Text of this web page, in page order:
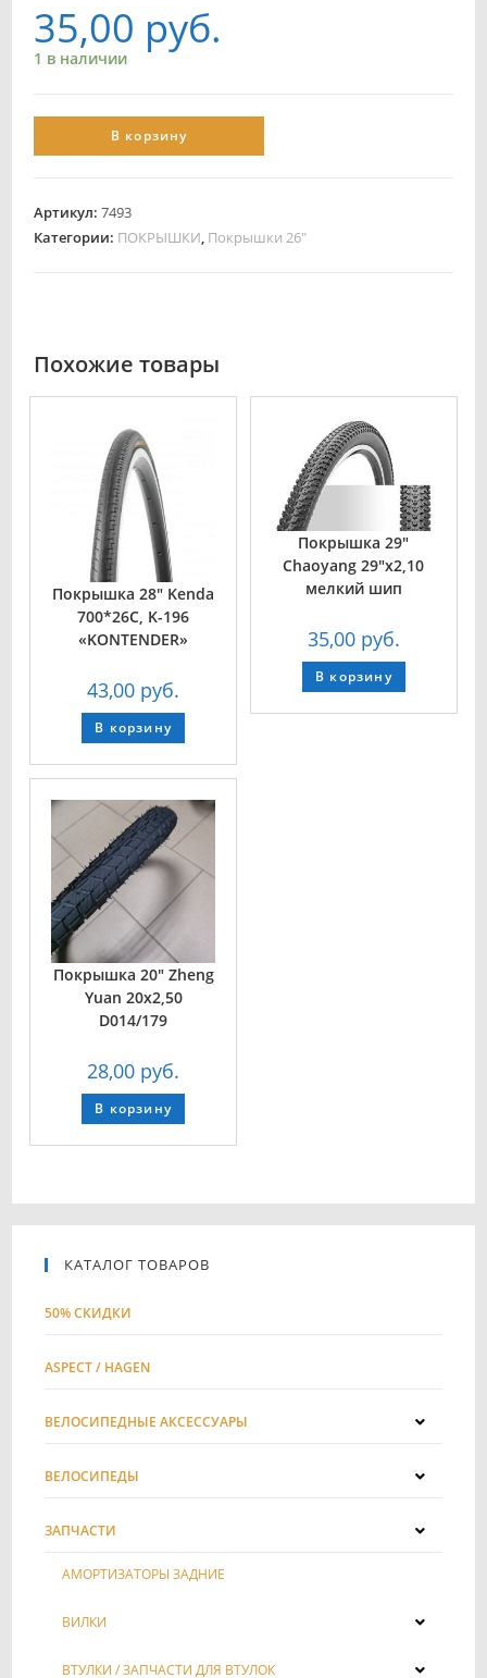
35,00 руб.
1 в наличии
В корзину
Артикул:7493
Категории: ПОКРЫШКИ, Покрышки 26"
Похожие товары
Покрышка 28″ Kenda
700*26C, K-196
«KONTENDER»
43,00 руб.
В корзину
Покрышка 29″
Chaoyang 29″х2,10
мелкий шип
35,00 руб.
В корзину
Покрышка 20″ Zheng
Yuan 20х2,50
D014/179
28,00 руб.
В корзину
КАТАЛОГ ТОВАРОВ
50% СКИДКИ
ASPECT / HAGEN
ВЕЛОСИПЕДНЫЕ АКСЕССУАРЫ
ВЕЛОСИПЕДЫ
ЗАПЧАСТИ
АМОРТИЗАТОРЫ ЗАДНИЕ
ВИЛКИ
ВТУЛКИ / ЗАПЧАСТИ ДЛЯ ВТУЛОК